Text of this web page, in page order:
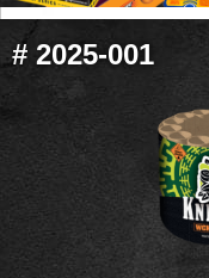
FOOTER
WIDGET
HEADER
# 2025-001